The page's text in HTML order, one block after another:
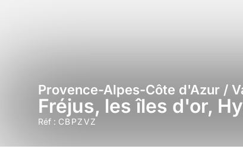
Provence-Alpes-Côte d'Azur /
Fréjus, les îles d'or,
Réf : CBPZVZ